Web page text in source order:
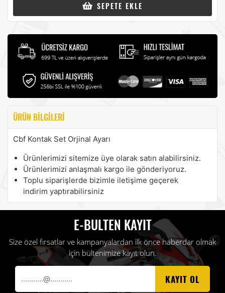
SEPETE EKLE
ÜRÜN BILGILERI
Cbf Kontak Set Orjinal Ayarı
Ürünlerimizi sitemize üye olarak satın alabilirsiniz.
Ürünlerimizi anlaşmalı kargo ile gönderiyoruz.
Toplu siparişlerde bizimle iletişime geçerek
indirim yaptırabilirsiniz
E-BULTEN KAYIT
Size özel fırsatlar ve kampanyalardan ilk önce haberdar olmak
için bültenimize kayıt olun.
KAYIT OL